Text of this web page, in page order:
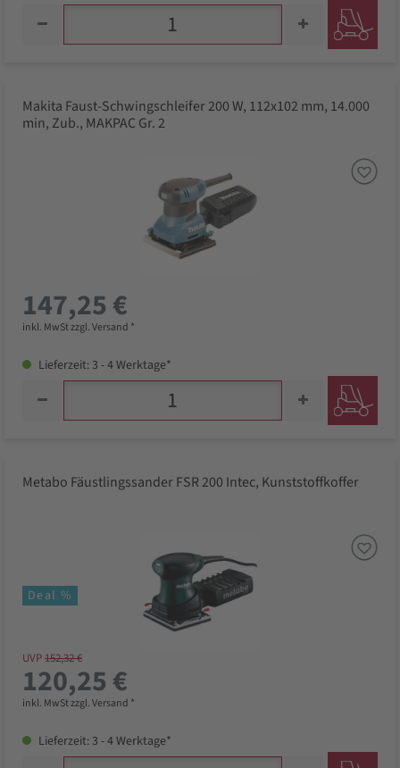
Makita Faust-Schwingschleifer 200 W, 112x102 mm, 14.000
min, Zub., MAKPAC Gr. 2
147,25 €
inkl. MwSt zzgl. Versand *
Lieferzeit: 3 - 4 Werktage*
Metabo Fäustlingssander FSR 200 Intec, Kunststoffkoffer
Deal %
UVP152,32 €
120,25 €
inkl. MwSt zzgl. Versand *
Lieferzeit: 3 - 4 Werktage*